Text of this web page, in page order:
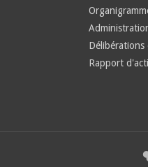
Délibérations
Rapport